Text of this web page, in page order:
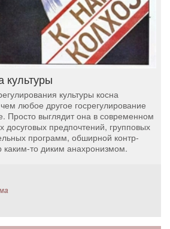
культуры
культуры косна
любое другое госрегулирование
Просто выглядит она в современном
досуговых предпочтений, групповых
программ, обширной контр-
каким-то диким анахронизмом.